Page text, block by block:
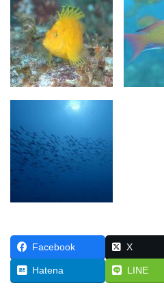
Facebook X
Hatena LINE